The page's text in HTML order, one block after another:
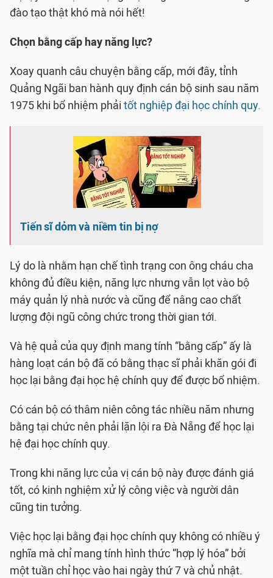
đào tạo thật khó mà nói hết!
Chọn bằng cấp hay năng lực?
Xoay quanh câu chuyện bằng cấp, mới đây, tỉnh
Quảng Ngãi ban hành quy định cán bộ sinh sau năm
1975 khi bổ nhiệm phải tốt nghiệp đại học chính quy.
Tiến sĩ dỏm và niềm tin bị nợ
Lý do là nhằm hạn chế tình trạng con ông cháu cha
không đủ điều kiện, năng lực nhưng vẫn lọt vào bộ
máy quản lý nhà nước và cũng để nâng cao chất
lượng đội ngũ công chức trong thời gian tới.
Và hệ quả của quy định mang tính “bằng cấp” ấy là
hàng loạt cán bộ đã có bằng thạc sĩ phải khăn gói đi
học lại bằng đại học hệ chính quy để được bổ nhiệm.
Có cán bộ có thâm niên công tác nhiều năm nhưng
bằng tại chức nên phải lặn lội ra Đà Nẵng để học lại
hệ đại học chính quy.
Trong khi năng lực của vị cán bộ này được đánh giá
tốt, có kinh nghiệm xử lý công việc và người dân
cũng tin tưởng.
Việc học lại bằng đại học chính quy không có nhiều ý
nghĩa mà chỉ mang tính hình thức “hợp lý hóa” bởi
một tuần chỉ học vào hai ngày thứ 7 và chủ nhật.